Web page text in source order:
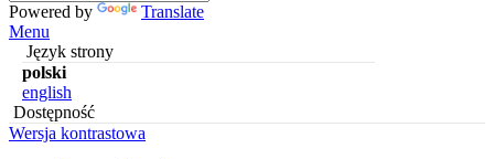
Powered by
Translate
Menu
Język strony
polski
english
Dostępność
Wersja kontrastowa